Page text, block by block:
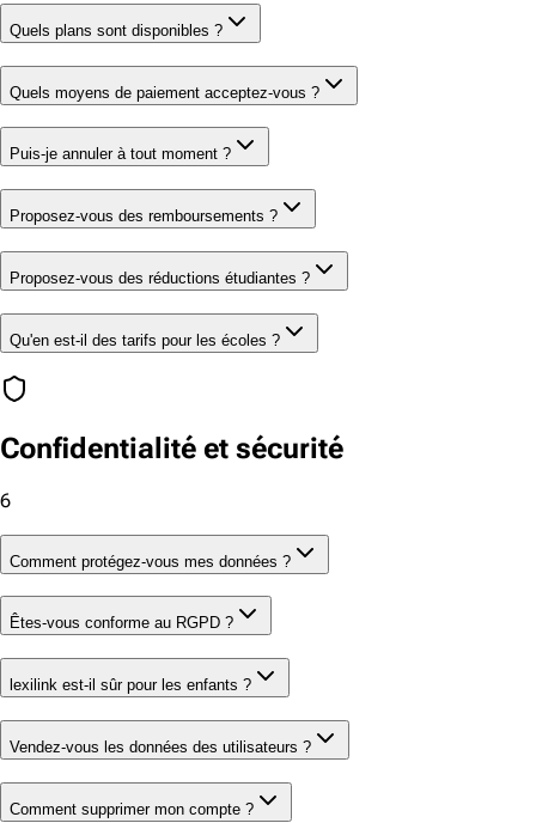
Quels plans sont disponibles ?
Quels moyens de paiement acceptez-vous ?
Puis-je annuler à tout moment ?
Proposez-vous des remboursements ?
Proposez-vous des réductions étudiantes ?
Qu'en est-il des tarifs pour les écoles ?
Confidentialité et sécurité
6
Comment protégez-vous mes données ?
Êtes-vous conforme au RGPD ?
lexilink est-il sûr pour les enfants ?
Vendez-vous les données des utilisateurs ?
Comment supprimer mon compte ?